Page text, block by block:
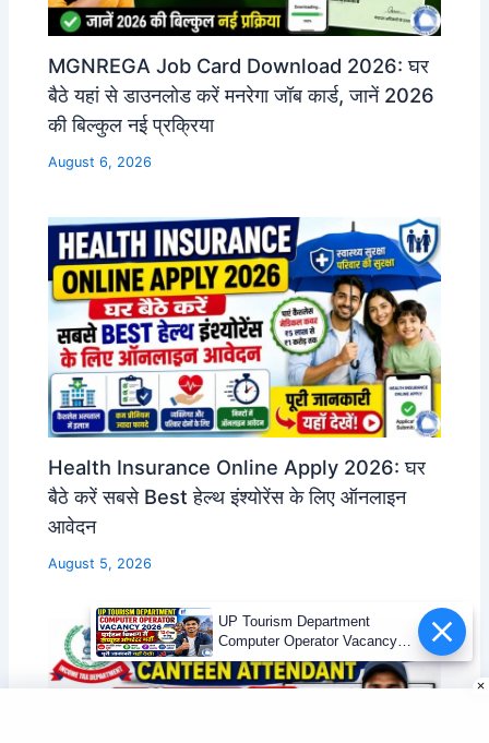
MGNREGA Job Card Download 2026: घर
बैठे यहां से डाउनलोड करें मनरेगा जॉब कार्ड, जानें 2026
की बिल्कुल नई प्रक्रिया
August 6, 2026
Health Insurance Online Apply 2026: घर
बैठे करें सबसे Best हेल्थ इंश्योरेंस के लिए ऑनलाइन
आवेदन
August 5, 2026
UP Tourism Department
Computer Operator Vacancy
2026 | 12वीं पास भर्ती